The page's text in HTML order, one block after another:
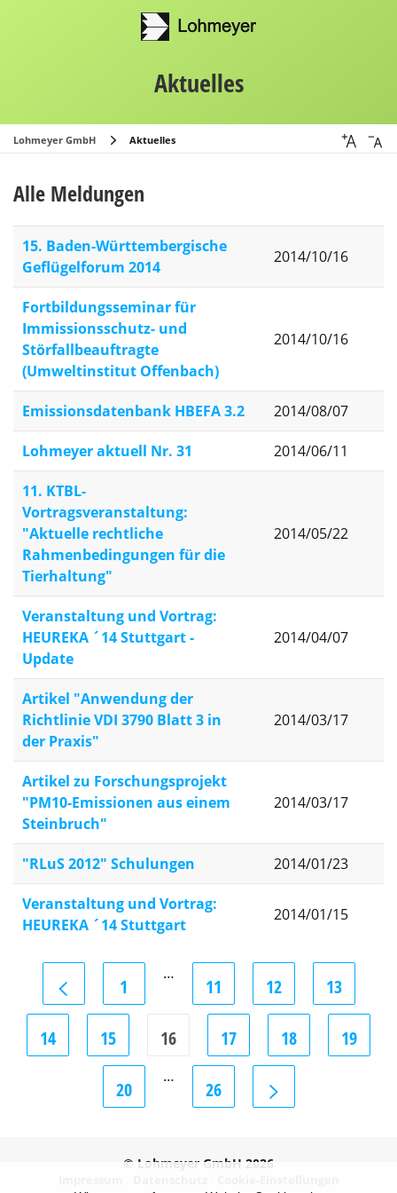
Aktuelles
Lohmeyer GmbH Aktuelles
Alle Meldungen
15. Baden-Württembergische
Geflügelforum 2014
2014/10/16
Fortbildungsseminar für
Immissionsschutz- und
Störfallbeauftragte
(Umweltinstitut Offenbach)
2014/10/16
Emissionsdatenbank HBEFA 3.2 2014/08/07
Lohmeyer aktuell Nr. 31 2014/06/11
11. KTBL-
Vortragsveranstaltung:
"Aktuelle rechtliche
Rahmenbedingungen für die
Tierhaltung"
2014/05/22
Veranstaltung und Vortrag:
HEUREKA ´14 Stuttgart -
Update
2014/04/07
Artikel "Anwendung der
Richtlinie VDI 3790 Blatt 3 in
der Praxis"
2014/03/17
Artikel zu Forschungsprojekt
"PM10-Emissionen aus einem
Steinbruch"
2014/03/17
"RLuS 2012" Schulungen 2014/01/23
Veranstaltung und Vortrag:
HEUREKA ´14 Stuttgart
2014/01/15
1
…
11 12 13
14 15 16 17 18 19
20
…
26
© Lohmeyer GmbH 2026